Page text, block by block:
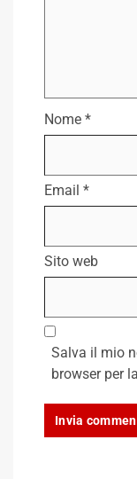
Nome *
Email *
Sito web
Salva il mio
browser per